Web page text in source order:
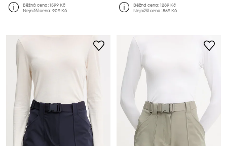
Běžná cena:1599 Kč
Nejnižší cena:909 Kč
Běžná cena:1289 Kč
Nejnižší cena:869 Kč